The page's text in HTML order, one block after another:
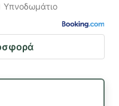
Υπνοδωμάτιο